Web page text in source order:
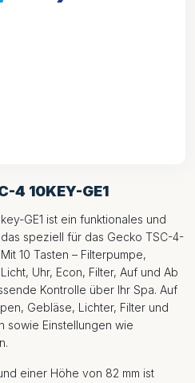
4 10KEY-GE1
GE1 ist ein funktionales und
speziell für das Gecko TSC-4-
10 Tasten – Filterpumpe,
Uhr, Econ, Filter, Auf und Ab
Kontrolle über Ihr Spa. Auf
Gebläse, Lichter, Filter und
sowie Einstellungen wie
einer Höhe von 82 mm ist